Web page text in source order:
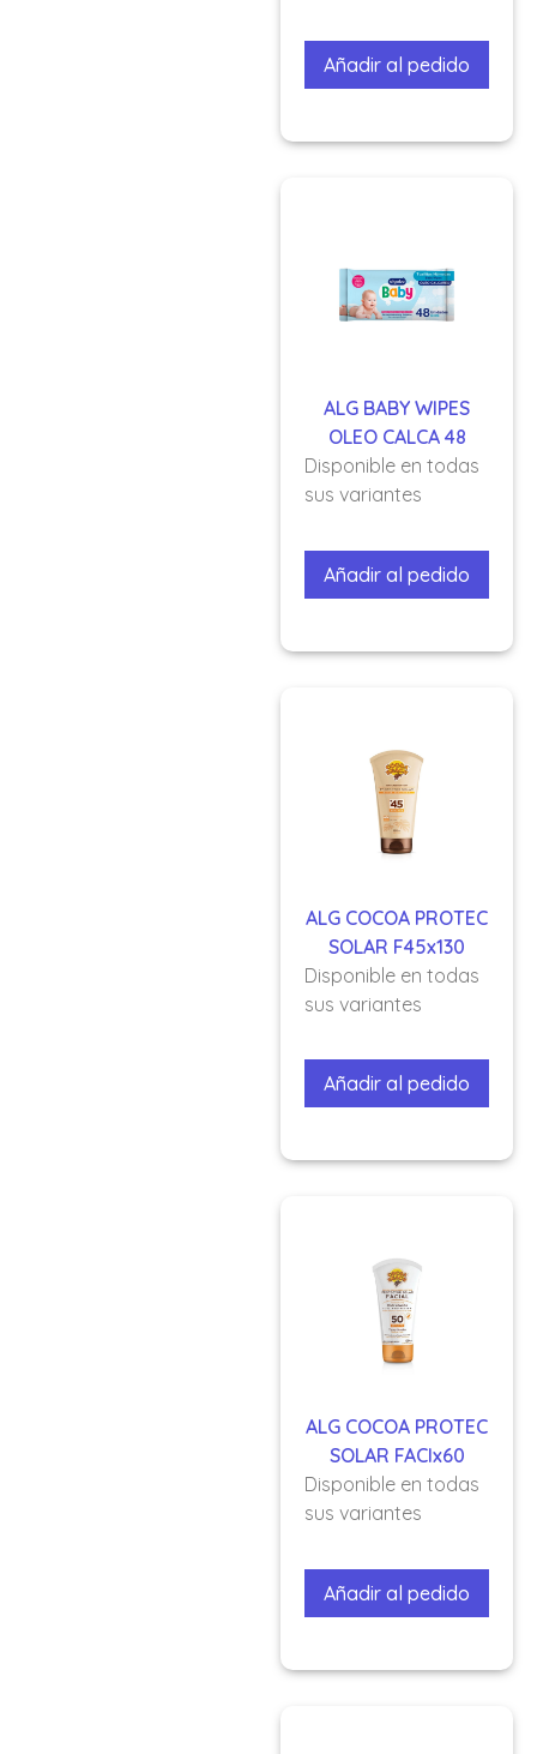
Añadir al pedido
ALG BABY WIPES
OLEO CALCA 48
Disponible en todas
sus variantes
Añadir al pedido
ALG COCOA PROTEC
SOLAR F45x130
Disponible en todas
sus variantes
Añadir al pedido
ALG COCOA PROTEC
SOLAR FACIx60
Disponible en todas
sus variantes
Añadir al pedido